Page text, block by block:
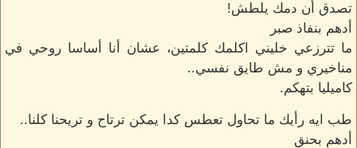
تصدق أن دمك يلطش!
أدهم بنفاذ صبر
ما تترزعي خليني اكلمك كلمتين، عشان أنا أساسا روحي في
مناخيري و مش طايق نفسي..
كاميليا بتهكم.
طب ايه رأيك ما تحاول تعطس كدا يمكن ترتاح و تريحنا كلنا..
أدهم بحنق